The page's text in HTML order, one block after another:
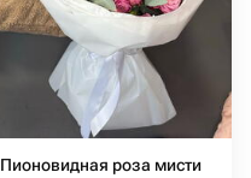
Пионовидная роза мисти